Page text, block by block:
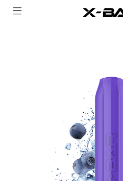
DEVENIR REVENDEUR
MON COMPTE